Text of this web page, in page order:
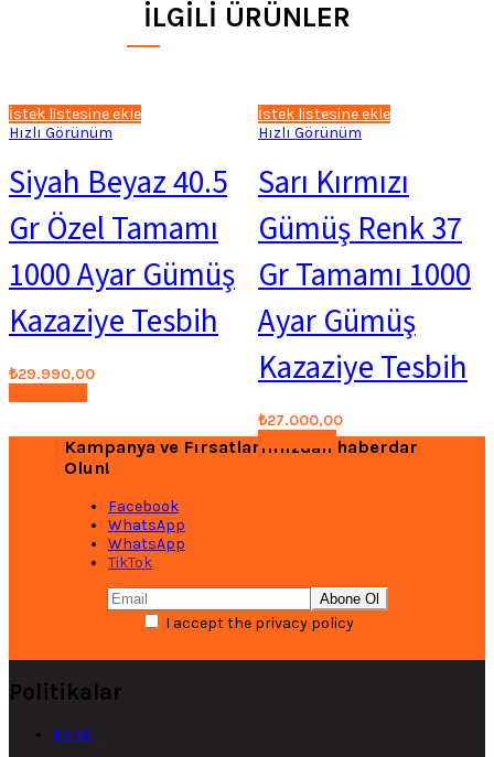
İLGILI ÜRÜNLER
İstek listesine ekle
Hızlı Görünüm
Siyah Beyaz 40.5
Gr Özel Tamamı
1000 Ayar Gümüş
Kazaziye Tesbih
₺29.990,00
İstek listesine ekle
Hızlı Görünüm
Sarı Kırmızı
Gümüş Renk 37
Gr Tamamı 1000
Ayar Gümüş
Kazaziye Tesbih
₺27.000,00
Kampanya ve Fırsatlarımızdan haberdar
Olun!
Facebook
WhatsApp
WhatsApp
TikTok
I accept the privacy policy
Politikalar
KVKK